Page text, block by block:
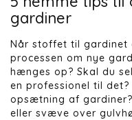
gardiner
Når stoffet til gardinet
processen om nye
hænges op? Skal du
en professionel til
opsætning af
eller svæve over